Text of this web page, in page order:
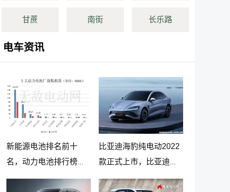
甘蔗 南街 长乐路
电车资讯
新能源电池排名前十
名，动力电池排行榜前
十名
比亚迪海豹纯电动2022
款正式上市，比亚迪海
豹纯电动报价20.98万起